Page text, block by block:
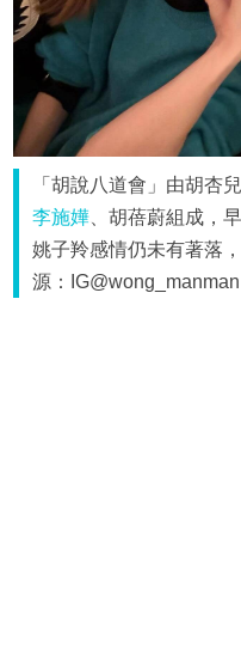
「胡說八道會」由胡杏
李施嬅 、胡蓓蔚組成，
姚子羚感情仍未有著落
源：IG@wong_manman